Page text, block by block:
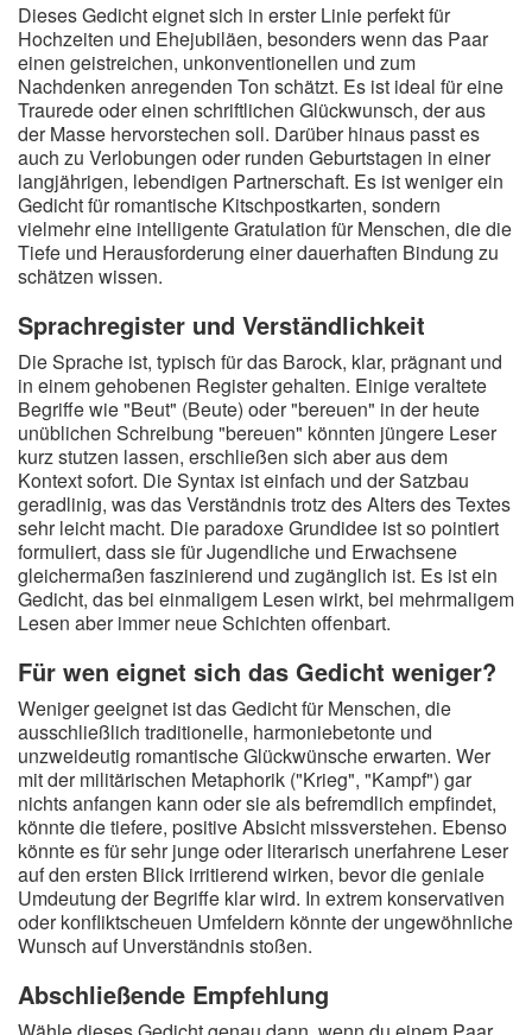
Dieses Gedicht eignet sich in erster Linie perfekt für
Hochzeiten und Ehejubiläen, besonders wenn das Paar
einen geistreichen, unkonventionellen und zum
Nachdenken anregenden Ton schätzt. Es ist ideal für eine
Traurede oder einen schriftlichen Glückwunsch, der aus
der Masse hervorstechen soll. Darüber hinaus passt es
auch zu Verlobungen oder runden Geburtstagen in einer
langjährigen, lebendigen Partnerschaft. Es ist weniger ein
Gedicht für romantische Kitschpostkarten, sondern
vielmehr eine intelligente Gratulation für Menschen, die die
Tiefe und Herausforderung einer dauerhaften Bindung zu
schätzen wissen.
Sprachregister und Verständlichkeit
Die Sprache ist, typisch für das Barock, klar, prägnant und
in einem gehobenen Register gehalten. Einige veraltete
Begriffe wie "Beut" (Beute) oder "bereuen" in der heute
unüblichen Schreibung "bereuen" könnten jüngere Leser
kurz stutzen lassen, erschließen sich aber aus dem
Kontext sofort. Die Syntax ist einfach und der Satzbau
geradlinig, was das Verständnis trotz des Alters des Textes
sehr leicht macht. Die paradoxe Grundidee ist so pointiert
formuliert, dass sie für Jugendliche und Erwachsene
gleichermaßen faszinierend und zugänglich ist. Es ist ein
Gedicht, das bei einmaligem Lesen wirkt, bei mehrmaligem
Lesen aber immer neue Schichten offenbart.
Für wen eignet sich das Gedicht weniger?
Weniger geeignet ist das Gedicht für Menschen, die
ausschließlich traditionelle, harmoniebetonte und
unzweideutig romantische Glückwünsche erwarten. Wer
mit der militärischen Metaphorik ("Krieg", "Kampf") gar
nichts anfangen kann oder sie als befremdlich empfindet,
könnte die tiefere, positive Absicht missverstehen. Ebenso
könnte es für sehr junge oder literarisch unerfahrene Leser
auf den ersten Blick irritierend wirken, bevor die geniale
Umdeutung der Begriffe klar wird. In extrem konservativen
oder konfliktscheuen Umfeldern könnte der ungewöhnliche
Wunsch auf Unverständnis stoßen.
Abschließende Empfehlung